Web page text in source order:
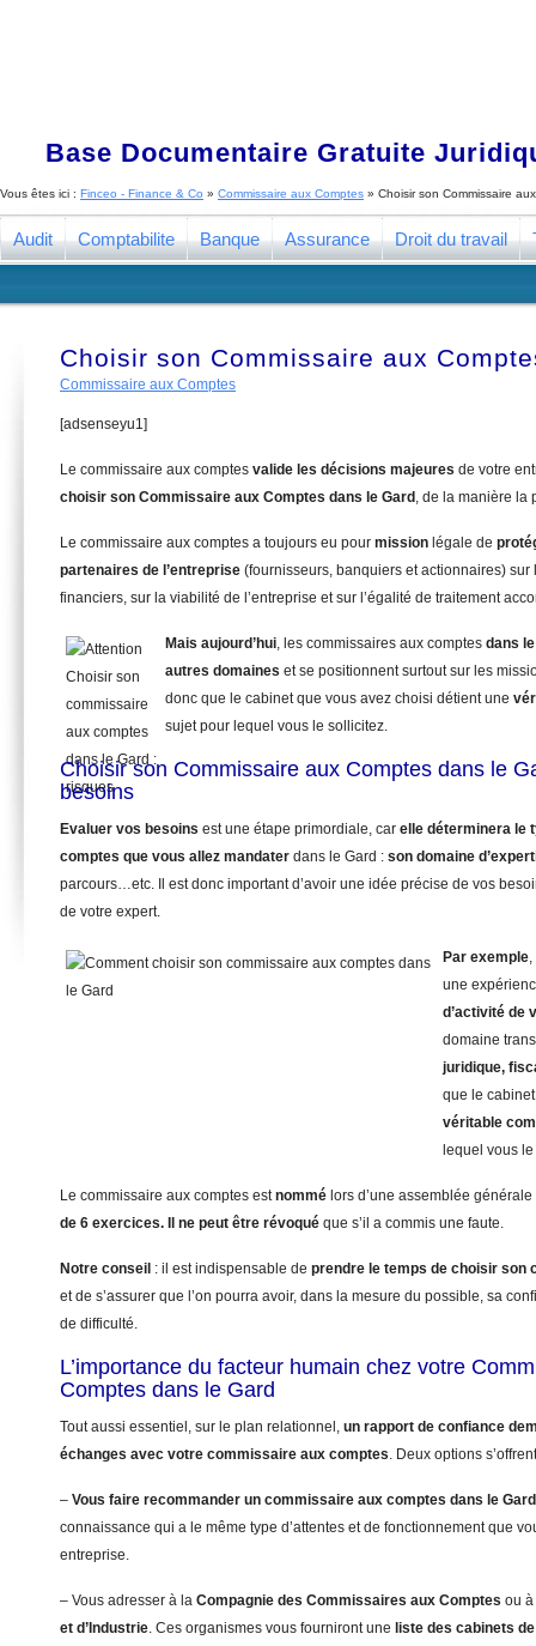
Base Documentaire Gratuite
Vous êtes ici : Finceo - Finance & Co » Commissaire aux Comptes » Choisir son Commissaire
Audit Comptabilite Banque Assurance Droit du travail
Choisir son Commissaire aux
Commissaire aux Comptes
[adsenseyu1]
Le commissaire aux comptes valide les décisions majeures de votre
choisir son Commissaire aux Comptes dans le Gard , de la manière la
Le commissaire aux comptes a toujours eu pour mission légale de
partenaires de l’entreprise (fournisseurs, banquiers et actionnaires) sur
financiers, sur la viabilité de l’entreprise et sur l’égalité de traitement
Mais aujourd’hui, les commissaires aux comptes dans
autres domaines et se positionnent surtout sur les
donc que le cabinet que vous avez choisi détient une
sujet pour lequel vous le sollicitez.
Choisir son Commissaire aux Comptes dans le
besoins
Evaluer vos besoins est une étape primordiale, car elle déterminera le
comptes que vous allez mandater dans le Gard : son domaine
parcours…etc. Il est donc important d’avoir une idée précise de vos
de votre expert.
Par exemple
une
d’activité de
domaine
juridique,
que le
véritable
lequel vous
Le commissaire aux comptes estnommé lors d’une assemblée
de 6 exercices.
Il ne peut être révoqué que s’il a commis une faute.
Notre conseil : il est indispensable de prendre le temps de choisir son
et de s’assurer que l’on pourra avoir, dans la mesure du possible, sa
de difficulté.
L’importance du facteur humain chez votre
Comptes dans le Gard
Tout aussi essentiel, sur le plan relationnel, un rapport de confiance
échanges avec votre commissaire aux comptes. Deux options
– Vous faire recommander un commissaire aux comptes dans le Gard
connaissance qui a le même type d’attentes et de fonctionnement que
entreprise.
– Vous adresser à la Compagnie des Commissaires aux Comptes ou
et d’Industrie. Ces organismes vous fourniront une liste des cabinets